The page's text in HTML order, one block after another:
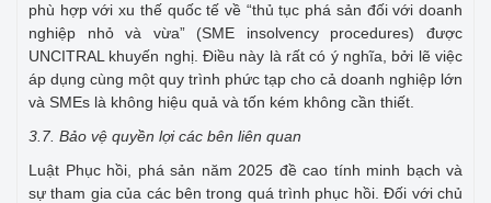
phù hợp với xu thế quốc tế về “thủ tục phá sản đối với doanh
nghiệp nhỏ và vừa” (SME insolvency procedures) được
UNCITRAL khuyến nghị. Điều này là rất có ý nghĩa, bởi lẽ việc
áp dụng cùng một quy trình phức tạp cho cả doanh nghiệp lớn
và SMEs là không hiệu quả và tốn kém không cần thiết.
3.7. Bảo vệ quyền lợi các bên liên quan
Luật Phục hồi, phá sản năm 2025 đề cao tính minh bạch và
sự tham gia của các bên trong quá trình phục hồi. Đối với chủ